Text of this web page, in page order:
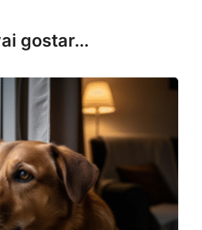
gostar...